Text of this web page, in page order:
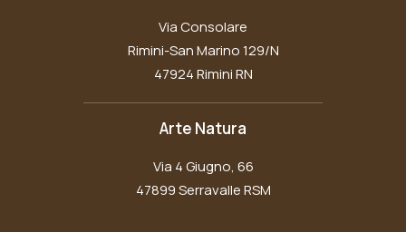
Via Consolare
Rimini-San Marino 129/N
47924 Rimini RN
Arte Natura
Via 4 Giugno, 66
47899 Serravalle RSM